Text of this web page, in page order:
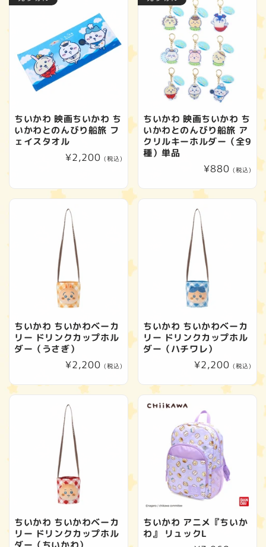
ちいかわ 映画ちいかわ ち
いかわとのんびり船旅 フ
ェイスタオル
通
格
¥2,200 (税込)
ちいかわ 映画ちいかわ ち
いかわとのんびり船旅 ア
クリルキーホルダー（全9
種）単品
通
価
¥880 (税込)
ちいかわ ちいかわベーカ
リー ドリンクカップホル
ダー（うさぎ）
通
格
¥2,200 (税込)
ちいかわ ちいかわベーカ
リー ドリンクカップホル
ダー（ハチワレ）
通
格
¥2,200 (税込)
ちいかわ ちいかわベーカ
リー ドリンクカップホル
ちいかわ アニメ『ちいか
わ』 リュックL